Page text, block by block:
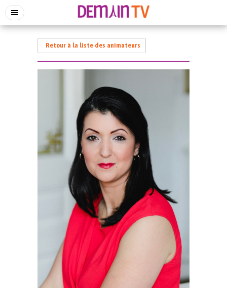
Retour à la liste des animateurs